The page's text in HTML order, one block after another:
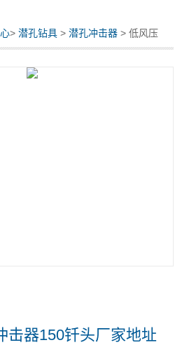
>潜孔钻具 >潜孔冲击器 > 低风压
家地址
击器150钎头厂家地址